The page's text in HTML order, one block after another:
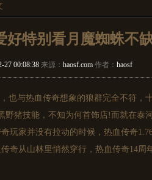
好特别看月魔蜘蛛不
27 00:08:38 来源： haosf.com 作者： haosf
也与热血传奇想象的狼群完全不符，
野猪技能，不知为何首饰店!而就在泰
玩家并没有拉动的时候，热血传奇
奇从山林里悄然穿行，热血传奇14周